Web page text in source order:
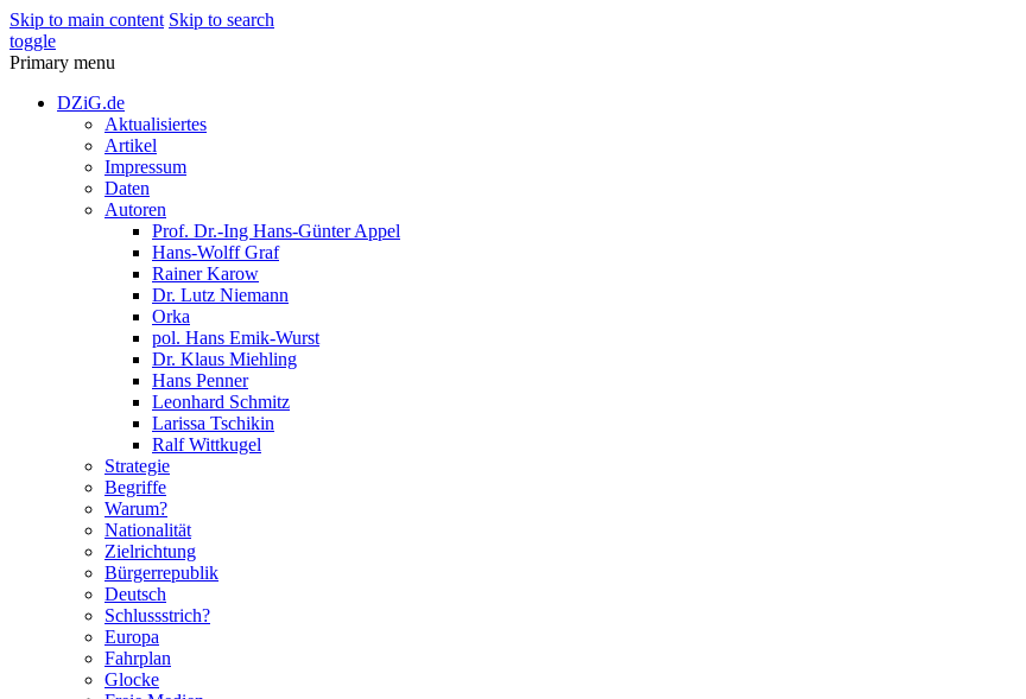
Skip to main content Skip to search
toggle
Primary menu
DZiG.de
Aktualisiertes
Artikel
Impressum
Daten
Autoren
Prof. Dr.-Ing Hans-Günter Appel
Hans-Wolff Graf
Rainer Karow
Dr. Lutz Niemann
Orka
pol. Hans Emik-Wurst
Dr. Klaus Miehling
Hans Penner
Leonhard Schmitz
Larissa Tschikin
Ralf Wittkugel
Strategie
Begriffe
Warum?
Nationalität
Zielrichtung
Bürgerrepublik
Deutsch
Schlussstrich?
Europa
Fahrplan
Glocke